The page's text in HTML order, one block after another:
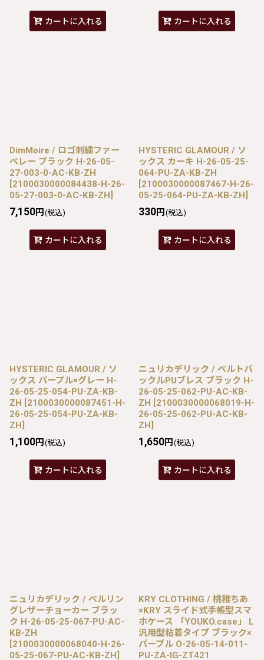
カートに入れる カートに入れる
DimMoire / ロゴ刺繍ファー
ベレー ブラック H-26-05-
27-003-0-AC-KB-ZH
[2100030000084438-H-26-
05-27-003-0-AC-KB-ZH]
7,150円 (税込)
カートに入れる
HYSTERIC GLAMOUR / ソ
ックス カーキ H-26-05-25-
064-PU-ZA-KB-ZH
[2100030000087467-H-26-
05-25-064-PU-ZA-KB-ZH]
330円 (税込)
カートに入れる
HYSTERIC GLAMOUR / ソ
ックス パープル×グレー H-
26-05-25-054-PU-ZA-KB-
ZH [2100030000087451-H-
26-05-25-054-PU-ZA-KB-
ZH]
1,100円 (税込)
カートに入れる
ニュリカデリック / ベルトバ
ックルPUブレス ブラック H-
26-05-25-062-PU-AC-KB-
ZH [2100030000068019-H-
26-05-25-062-PU-AC-KB-
ZH]
1,650円 (税込)
カートに入れる
ニュリカデリック / ベルリン
グレザーチョーカー ブラッ
ク H-26-05-25-067-PU-AC-
KB-ZH
[2100030000068040-H-26-
05-25-067-PU-AC-KB-ZH]
KRY CLOTHING / 桃稚ちあ
×KRY スライド式手帳型スマ
ホケース 「YOUKO.case」 L
汎用型粘着タイプ ブラック×
パープル O-26-05-14-011-
PU-ZA-IG-ZT421